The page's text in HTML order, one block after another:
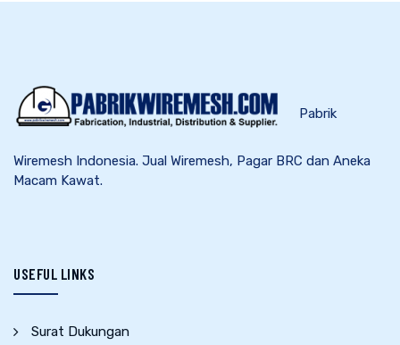
Pabrik
Wiremesh Indonesia. Jual Wiremesh, Pagar BRC dan Aneka
Macam Kawat.
USEFUL LINKS
Surat Dukungan